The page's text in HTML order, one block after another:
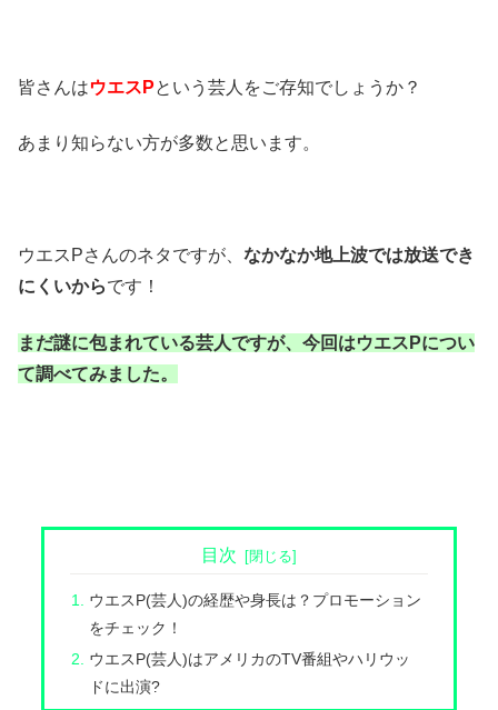
皆さんはウエスPという芸人をご存知でしょうか？
あまり知らない方が多数と思います。
ウエスPさんのネタですが、 なかなか地上波では放送でき
にくいからです！
まだ謎に包まれている芸人ですが、今回はウエスPについ
て調べてみました。
目次
ウエスP(芸人)の経歴や身長は？プロモーション
をチェック！
ウエスP(芸人)はアメリカのTV番組やハリウッ
ドに出演?